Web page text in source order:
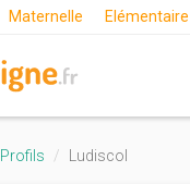
Maternelle Elémentaire
Profils Ludiscol